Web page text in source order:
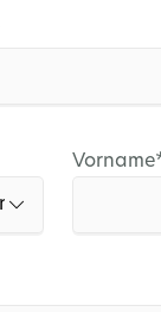
Vorname